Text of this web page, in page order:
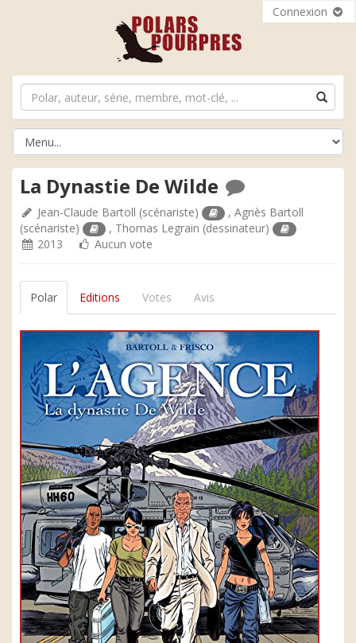
Connexion
La Dynastie De Wilde
Jean-Claude Bartoll (scénariste) ,Agnès Bartoll
(scénariste)
, Thomas Legrain (dessinateur)
2013
Aucun vote
Polar Editions Votes Avis